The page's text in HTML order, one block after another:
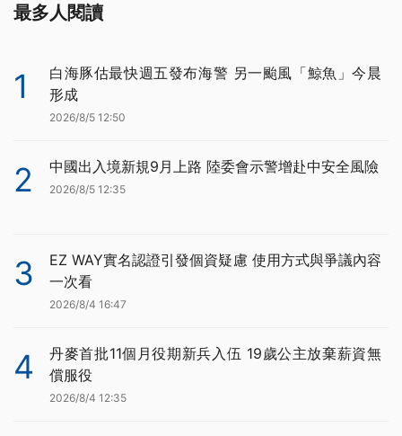
最多人閱讀
1
白海豚估最快週五發布海警 另一颱風「鯨魚」今晨
形成
2026/8/5 12:50
2 中國出入境新規9月上路 陸委會示警增赴中安全風險
2026/8/5 12:35
3
EZ WAY實名認證引發個資疑慮 使用方式與爭議內容
一次看
2026/8/4 16:47
4
丹麥首批11個月役期新兵入伍 19歲公主放棄薪資無
償服役
2026/8/4 12:35